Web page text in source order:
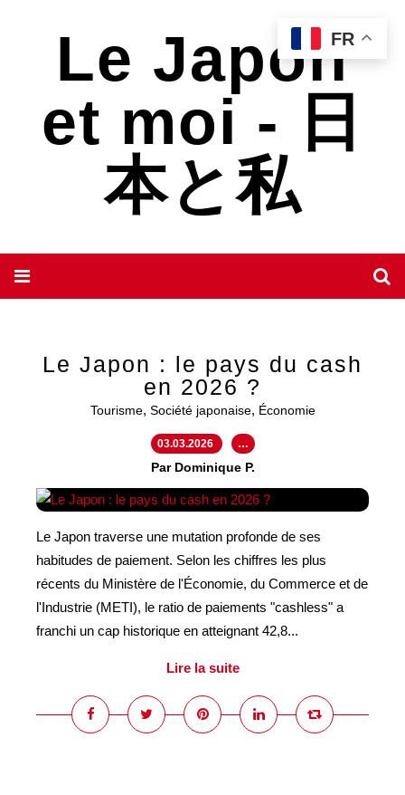
Le Japon
et moi - 日
本と私
Le Japon : le pays du cash
en 2026 ?
Tourisme, Société japonaise, Économie
03.03.2026 …
Par Dominique P.
Le Japon traverse une mutation profonde de ses
habitudes de paiement. Selon les chiffres les plus
récents du Ministère de l'Économie, du Commerce et de
l'Industrie (METI), le ratio de paiements "cashless" a
franchi un cap historique en atteignant 42,8...
Lire la suite
FR